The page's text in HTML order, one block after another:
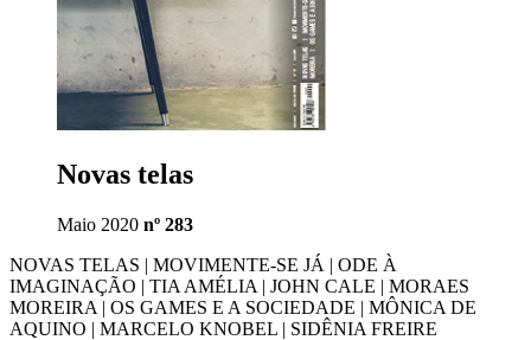
Novas telas
Maio 2020 nº 283
NOVAS TELAS | MOVIMENTE-SE JÁ | ODE À
IMAGINAÇÃO | TIA AMÉLIA | JOHN CALE | MORAES
MOREIRA | OS GAMES E A SOCIEDADE | MÔNICA DE
AQUINO | MARCELO KNOBEL | SIDÊNIA FREIRE